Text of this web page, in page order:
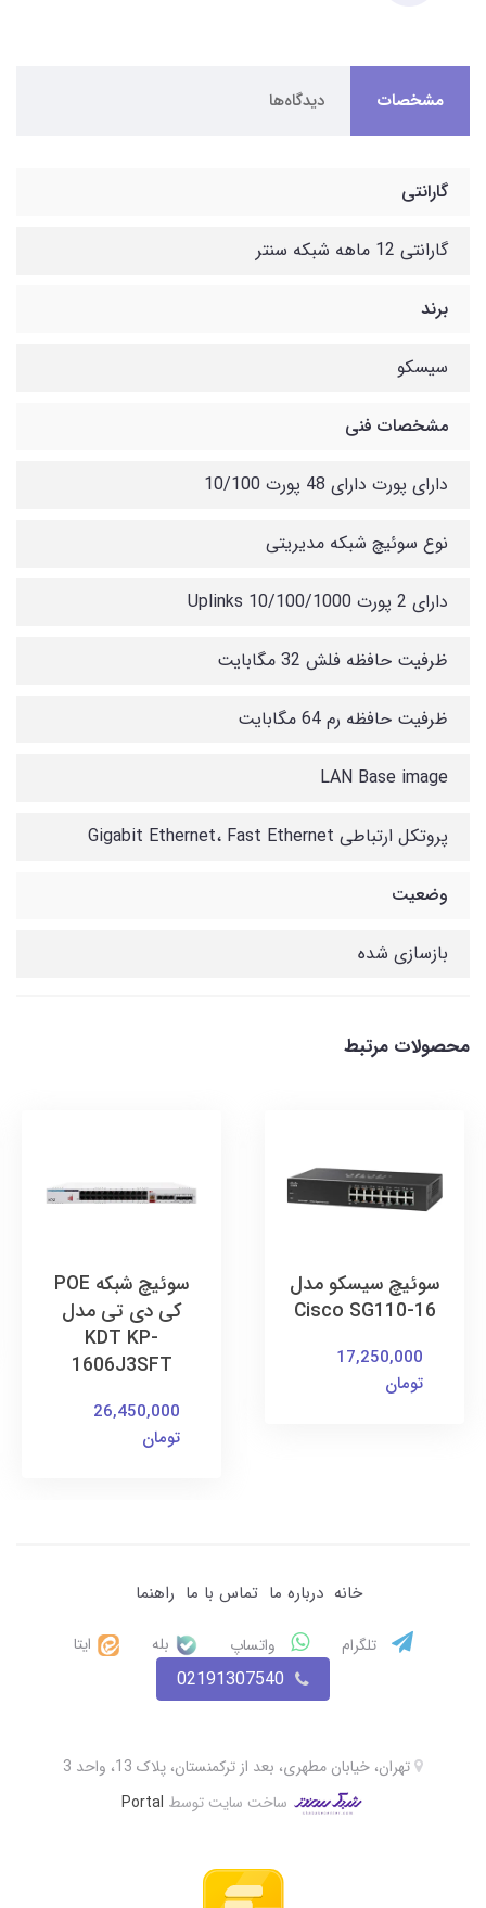
مشخصات دیدگاه‌ها
گارانتی
گارانتی 12 ماهه شبکه سنتر
برند
سیسکو
مشخصات فنی
دارای پورت دارای 48 پورت 10/100
نوع سوئیچ شبکه مدیریتی
دارای 2 پورت 10/100/1000 Uplinks
ظرفیت حافظه فلش 32 مگابایت
ظرفیت حافظه رم 64 مگابایت
LAN Base image
پروتکل ارتباطی Gigabit Ethernet، Fast Ethernet
وضعیت
بازسازی شده
محصولات مرتبط
سوئیچ سیسکو مدل
Cisco SG110-16
17,250,000
تومان
سوئیچ شبکه POE
کی دی تی مدل
KDT KP-
1606J3SFT
26,450,000
تومان
خانه درباره ما تماس با ما راهنما
تلگرام واتساپ بله ایتا
02191307540
ساخت سایت توسط Portal
تهران، خیابان مطهری، بعد از ترکمنستان، پلاک 13، واحد 3